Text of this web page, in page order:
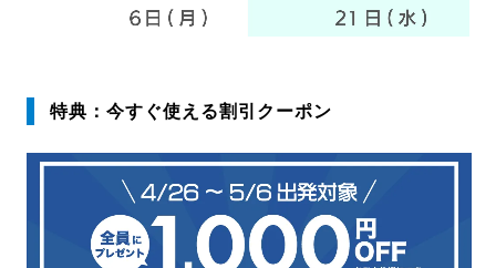
特典：今すぐ使える割引クーポン